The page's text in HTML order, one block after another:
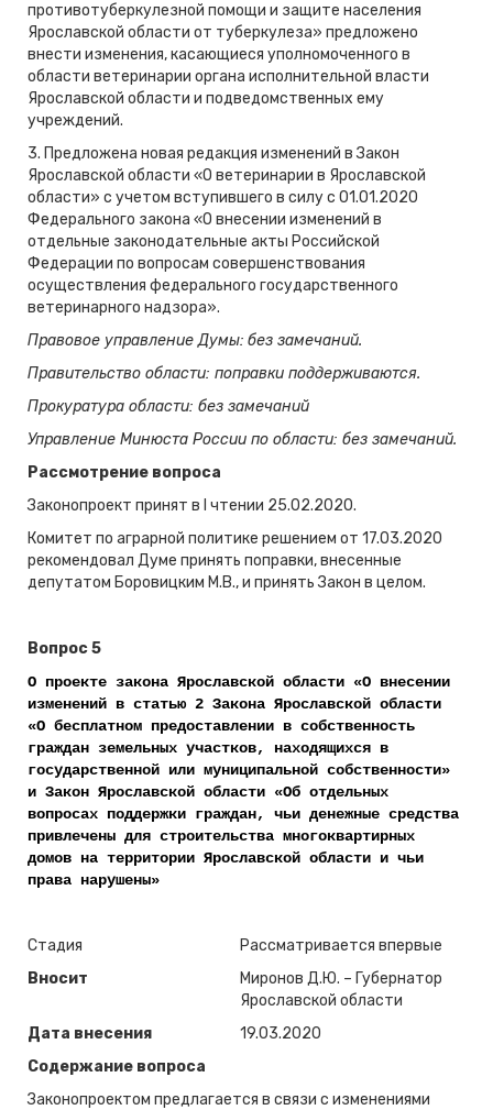
противотуберкулезной помощи и защите населения
Ярославской области от туберкулеза» предложено
внести изменения, касающиеся уполномоченного в
области ветеринарии органа исполнительной власти
Ярославской области и подведомственных ему
учреждений.
3. Предложена новая редакция изменений в Закон
Ярославской области «О ветеринарии в Ярославской
области» с учетом вступившего в силу с 01.01.2020
Федерального закона «О внесении изменений в
отдельные законодательные акты Российской
Федерации по вопросам совершенствования
осуществления федерального государственного
ветеринарного надзора».
Правовое управление Думы: без замечаний.
Правительство области: поправки поддерживаются.
Прокуратура области: без замечаний
Управление Минюста России по области: без замечаний.
Рассмотрение вопроса
Законопроект принят в I чтении 25.02.2020.
Комитет по аграрной политике решением от 17.03.2020
рекомендовал Думе принять поправки, внесенные
депутатом Боровицким М.В., и принять Закон в целом.
Вопрос 5
О проекте закона Ярославской области «О внесении
изменений в статью 2 Закона Ярославской области
«О бесплатном предоставлении в собственность
граждан земельных участков, находящихся в
государственной или муниципальной собственности»
и Закон Ярославской области «Об отдельных
вопросах поддержки граждан, чьи денежные средства
привлечены для строительства многоквартирных
домов на территории Ярославской области и чьи
права нарушены»
Стадия
Рассматривается впервые
Вносит
Миронов Д.Ю. – Губернатор
Ярославской области
Дата внесения
19.03.2020
Содержание вопроса
Законопроектом предлагается в связи с изменениями